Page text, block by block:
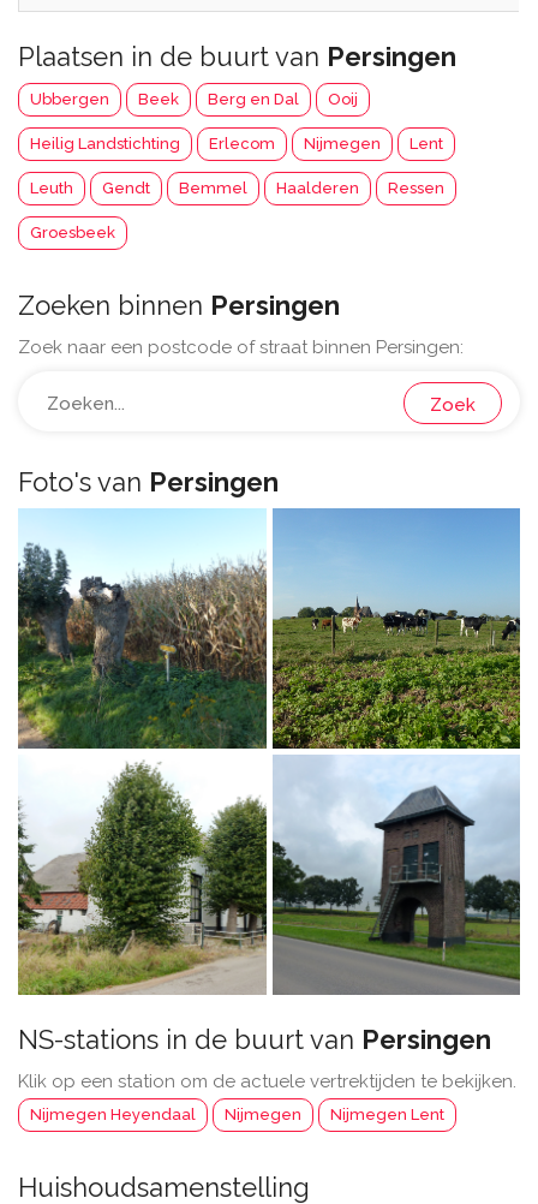
Plaatsen in de buurt van Persingen
Ubbergen Beek Berg en Dal Ooij
Heilig Landstichting Erlecom Nijmegen Lent
Leuth Gendt Bemmel Haalderen Ressen
Groesbeek
Zoeken binnen Persingen
Zoek naar een postcode of straat binnen Persingen:
Zoek
Foto's van Persingen
NS-stations in de buurt van Persingen
Klik op een station om de actuele vertrektijden te bekijken.
Nijmegen Heyendaal Nijmegen Nijmegen Lent
Huishoudsamenstelling